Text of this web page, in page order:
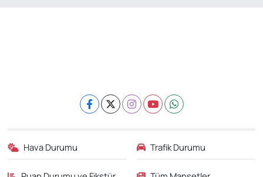
Hava Durumu Trafik Durumu